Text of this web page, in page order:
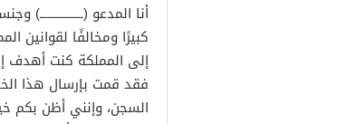
أنا المدعو (ــــــــــــــــ)
كبيرًا ومخالفًا لقوانين
إلى المملكة كنت أهدف
فقد قمت بإرسال هذا
السجن، وإنني أظن بكم